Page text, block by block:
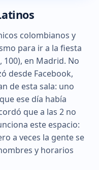
colombianos y
para ir a la fiesta
100), en Madrid. No
desde Facebook,
de esta sala: uno
ese día había
que a las 2 no
este espacio:
a veces la gente se
y horarios